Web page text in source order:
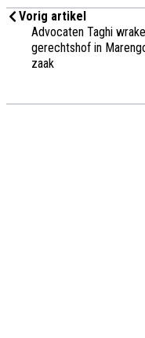
Vorig artikel
Advocaten Taghi
gerechtshof in
zaak